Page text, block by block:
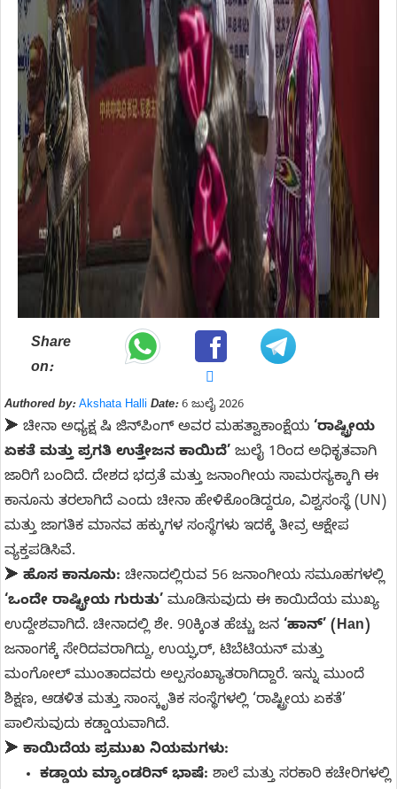
Share
on:
Authored by: Akshata Halli Date:6 ಜುಲೈ 2026
➤ ಚೀನಾ ಅಧ್ಯಕ್ಷ ಷಿ ಜಿನ್‌ಪಿಂಗ್ ಅವರ ಮಹತ್ವಾಕಾಂಕ್ಷೆಯ ‘ರಾಷ್ಟ್ರೀಯ
ಏಕತೆ ಮತ್ತು ಪ್ರಗತಿ ಉತ್ತೇಜನ ಕಾಯಿದೆ’ ಜುಲೈ 1ರಿಂದ ಅಧಿಕೃತವಾಗಿ
ಜಾರಿಗೆ ಬಂದಿದೆ. ದೇಶದ ಭದ್ರತೆ ಮತ್ತು ಜನಾಂಗೀಯ ಸಾಮರಸ್ಯಕ್ಕಾಗಿ ಈ
ಕಾನೂನು ತರಲಾಗಿದೆ ಎಂದು ಚೀನಾ ಹೇಳಿಕೊಂಡಿದ್ದರೂ, ವಿಶ್ವಸಂಸ್ಥೆ (UN)
ಮತ್ತು ಜಾಗತಿಕ ಮಾನವ ಹಕ್ಕುಗಳ ಸಂಸ್ಥೆಗಳು ಇದಕ್ಕೆ ತೀವ್ರ ಆಕ್ಷೇಪ
ವ್ಯಕ್ತಪಡಿಸಿವೆ.
➤ ಹೊಸ ಕಾನೂನು: ಚೀನಾದಲ್ಲಿರುವ 56 ಜನಾಂಗೀಯ ಸಮೂಹಗಳಲ್ಲಿ
‘ಒಂದೇ ರಾಷ್ಟ್ರೀಯ ಗುರುತು’ ಮೂಡಿಸುವುದು ಈ ಕಾಯಿದೆಯ ಮುಖ್ಯ
ಉದ್ದೇಶವಾಗಿದೆ. ಚೀನಾದಲ್ಲಿ ಶೇ. 90ಕ್ಕಿಂತ ಹೆಚ್ಚು ಜನ ‘ಹಾನ್’ (Han)
ಜನಾಂಗಕ್ಕೆ ಸೇರಿದವರಾಗಿದ್ದು, ಉಯ್ಘರ್, ಟಿಬೆಟಿಯನ್ ಮತ್ತು
ಮಂಗೋಲ್ ಮುಂತಾದವರು ಅಲ್ಪಸಂಖ್ಯಾತರಾಗಿದ್ದಾರೆ. ಇನ್ನು ಮುಂದೆ
ಶಿಕ್ಷಣ, ಆಡಳಿತ ಮತ್ತು ಸಾಂಸ್ಕೃತಿಕ ಸಂಸ್ಥೆಗಳಲ್ಲಿ ‘ರಾಷ್ಟ್ರೀಯ ಏಕತೆ’
ಪಾಲಿಸುವುದು ಕಡ್ಡಾಯವಾಗಿದೆ.
➤ ಕಾಯಿದೆಯ ಪ್ರಮುಖ ನಿಯಮಗಳು:
ಕಡ್ಡಾಯ ಮ್ಯಾಂಡರಿನ್ ಭಾಷೆ: ಶಾಲೆ ಮತ್ತು ಸರಕಾರಿ ಕಚೇರಿಗಳಲ್ಲಿ